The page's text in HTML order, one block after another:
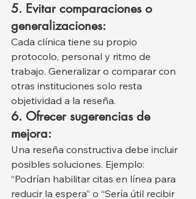
5. Evitar comparaciones o
generalizaciones:
Cada clínica tiene su propio
protocolo, personal y ritmo de
trabajo. Generalizar o comparar con
otras instituciones solo resta
objetividad a la reseña.
6. Ofrecer sugerencias de
mejora:
Una reseña constructiva debe incluir
posibles soluciones. Ejemplo:
“Podrían habilitar citas en línea para
reducir la espera” o “Sería útil recibir